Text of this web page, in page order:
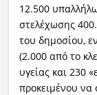
12.500
στελέχωσης
του δημοσίου,
(2.000 από το
υγείας και 230
προκειμένου